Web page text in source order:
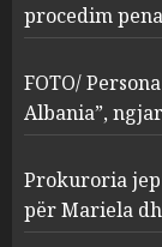
3
procedim
FOTO/
Albania”,
Prokuroria
për Mariela